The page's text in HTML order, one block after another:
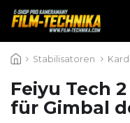
Inhalt Stabilisatoren
Feiyu Tech
für Gimbal